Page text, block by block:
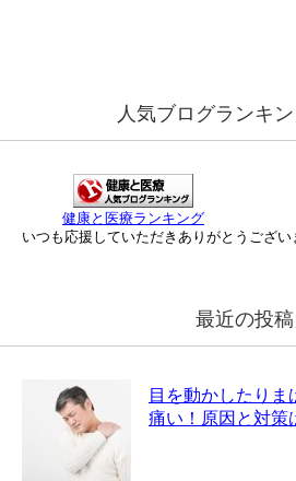
人気ブログランキ
健康と医療ランキング
いつも応援していただきありがとうござい
最近の投稿
目を動かしたりま
痛い！原因と対策